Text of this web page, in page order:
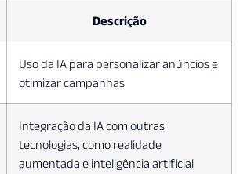
Descrição
Uso da IA para personalizar anúncios e
otimizar campanhas
Integração da IA com outras
tecnologias, como realidade
aumentada e inteligência artificial